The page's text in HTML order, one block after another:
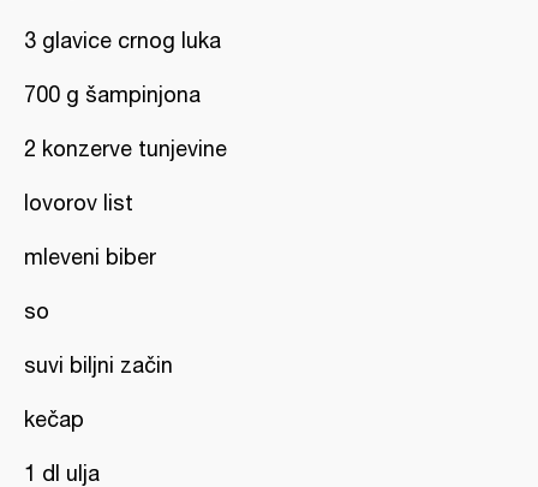
3 glavice crnog luka
700 g šampinjona
2 konzerve tunjevine
lovorov list
mleveni biber
so
suvi biljni začin
kečap
1 dl ulja